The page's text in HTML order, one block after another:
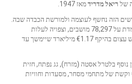
של ריאל מדרידמאז 1947.
הזה נחשף לעוצמה ולמורשת הכבדה שבה.
בעונת 2024/25 הקיבולת עומדת על 78,297 מושבים, וצפויה לעלות
ל-85,000 בסיום פרויקט חידוש עצום בהיקף €1.17 מיליארד שיימשך עד
נוסף בלטרל אסטה (מזרח), גג נפתח, חזית
של מתחמי מסחר, מסעדות וחוויות